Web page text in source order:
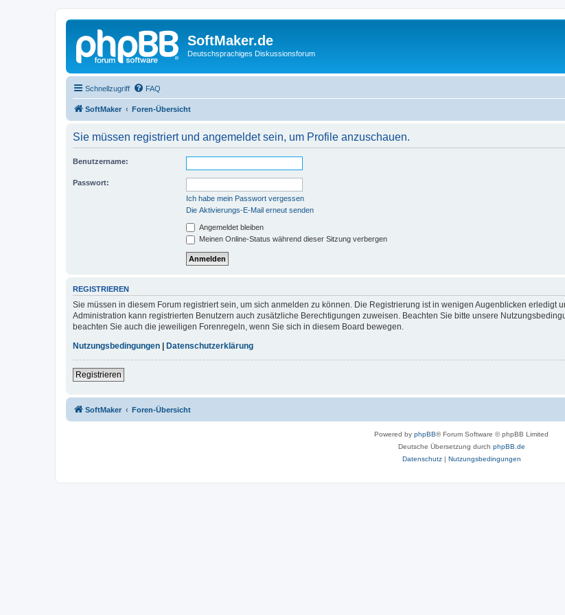
SoftMaker.de
Deutschsprachiges Diskussionsforum
Schnellzugriff FAQ
SoftMaker Foren-Übersicht
Sie müssen registriert und angemeldet sein, um Profile anzuschauen.
Benutzername:
Passwort:
Ich habe mein Passwort vergessen
Die Aktivierungs-E-Mail erneut senden
Angemeldet bleiben
Meinen Online-Status während dieser Sitzung verbergen
REGISTRIEREN
Sie müssen in diesem Forum registriert sein, um sich anmelden zu können. Die Registrierung ist in wenigen Augenblicken erledigt
Administration kann registrierten Benutzern auch zusätzliche Berechtigungen zuweisen. Beachten Sie bitte unsere
beachten Sie auch die jeweiligen Forenregeln, wenn Sie sich in diesem Board bewegen.
Nutzungsbedingungen
Datenschutzerklärung
Registrieren
SoftMaker Foren-Übersicht
Powered by phpBB® Forum Software © phpBB Limited
Deutsche Übersetzung durch phpBB.de
Datenschutz| Nutzungsbedingungen